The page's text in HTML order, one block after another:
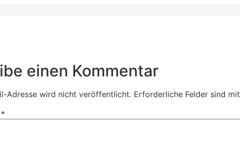
einen Kommentar
Adresse wird nicht veröffentlicht. Erforderliche Felder sind mit
*